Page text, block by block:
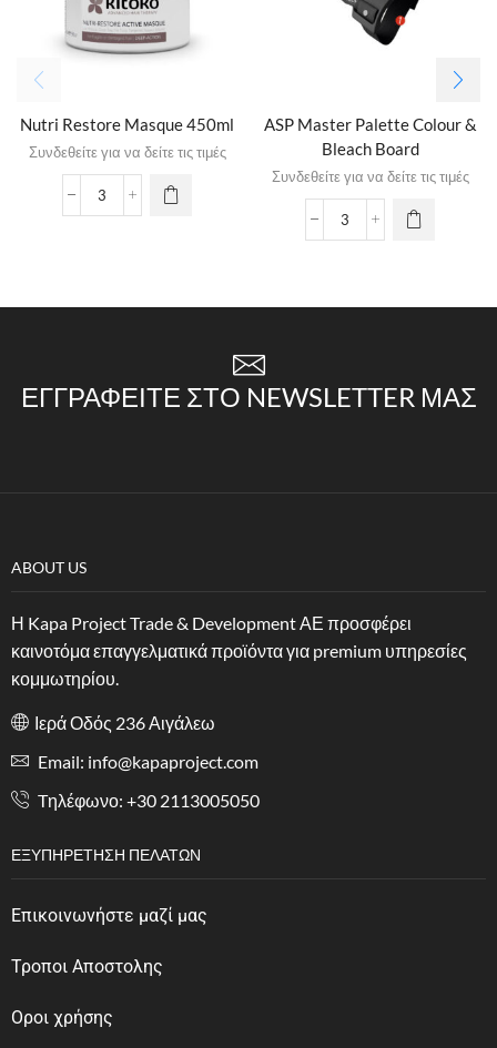
Nutri Restore Masque 450ml
Συνδεθείτε για να δείτε τις τιμές
ASP Master Palette Colour &
Bleach Board
Συνδεθείτε για να δείτε τις τιμές
ΕΓΓΡΑΦΕΊΤΕ ΣΤΟ NEWSLETTER ΜΑΣ
ABOUT US
Η Kapa Project Trade & Development ΑΕ προσφέρει
καινοτόμα επαγγελματικά προϊόντα για premium υπηρεσίες
κομμωτηρίου.
Ιερά Οδός 236 Αιγάλεω
Email: info@kapaproject.com
Tηλέφωνο: +30 2113005050
ΕΞΥΠΗΡΈΤΗΣΗ ΠΕΛΑΤΏΝ
Επικοινωνήστε μαζί μας
Τροποι Αποστολης
Οροι χρήσης